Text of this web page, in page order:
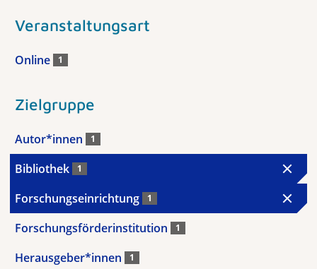
Veranstaltungsart
Online 1
Zielgruppe
Autor*innen 1
Bibliothek 1
Forschungseinrichtung 1
Forschungsförderinstitution 1
Herausgeber*innen 1